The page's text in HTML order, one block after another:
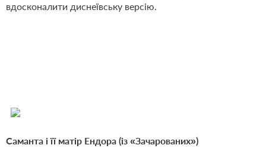
вдосконалити диснеївську версію.
Саманта і її матір Ендора (із «Зачарованих»)